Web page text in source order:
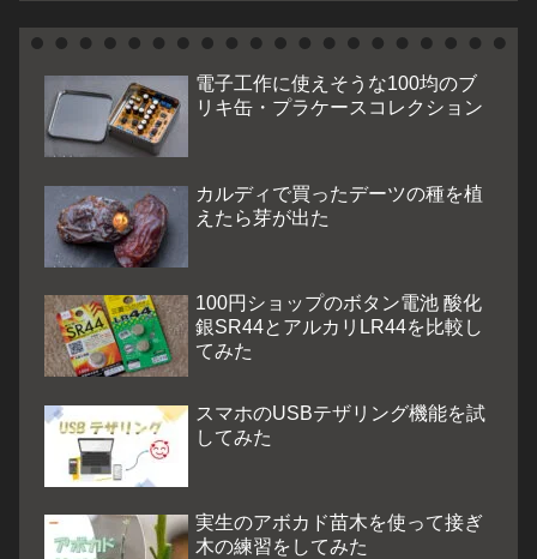
電子工作に使えそうな100均のブ
リキ缶・プラケースコレクション
カルディで買ったデーツの種を植
えたら芽が出た
100円ショップのボタン電池 酸化
銀SR44とアルカリLR44を比較し
てみた
スマホのUSBテザリング機能を試
してみた
実生のアボカド苗木を使って接ぎ
木の練習をしてみた